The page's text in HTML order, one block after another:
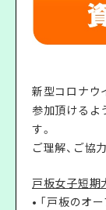
新型コロナウ
参加頂けるよ
す。
ご理解、ご協
戸板女子短期
• 「戸板のオ